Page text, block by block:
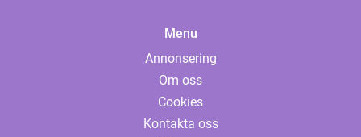
Menu
Annonsering
Om oss
Cookies
Kontakta oss